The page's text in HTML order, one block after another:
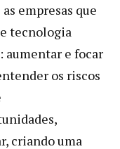
empresas que
tecnologia
aumentar e focar
os riscos
criando uma